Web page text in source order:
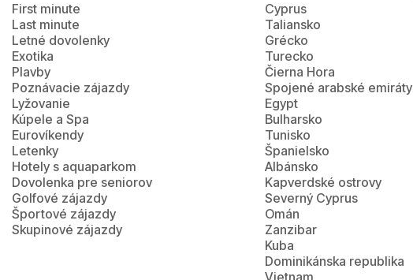
First minute
Last minute
Letné dovolenky
Exotika
Plavby
Poznávacie zájazdy
Lyžovanie
Kúpele a Spa
Eurovíkendy
Letenky
Hotely s aquaparkom
Dovolenka pre seniorov
Golfové zájazdy
Športové zájazdy
Skupinové zájazdy
Cyprus
Taliansko
Grécko
Turecko
Čierna Hora
Spojené arabské emiráty
Egypt
Bulharsko
Tunisko
Španielsko
Albánsko
Kapverdské ostrovy
Severný Cyprus
Omán
Zanzibar
Kuba
Dominikánska republika